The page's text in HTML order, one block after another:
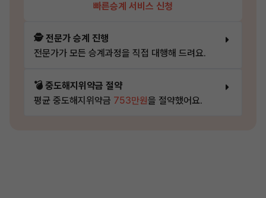
빠른승계 서비스 신청
🕵️ 전문가 승계 진행
전문가가 모든 승계과정을 직접 대행해 드려요.
💣 중도해지위약금 절약
평균 중도해지위약금 753만원을 절약했어요.